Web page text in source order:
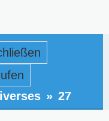
» 27